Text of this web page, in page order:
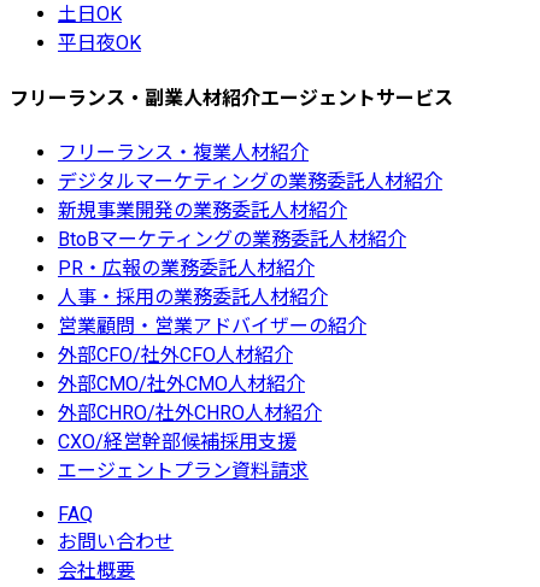
土日OK
平日夜OK
フリーランス・副業人材紹介エージェントサービス
フリーランス・複業人材紹介
デジタルマーケティングの業務委託人材紹介
新規事業開発の業務委託人材紹介
BtoBマーケティングの業務委託人材紹介
PR・広報の業務委託人材紹介
人事・採用の業務委託人材紹介
営業顧問・営業アドバイザーの紹介
外部CFO/社外CFO人材紹介
外部CMO/社外CMO人材紹介
外部CHRO/社外CHRO人材紹介
CXO/経営幹部候補採用支援
エージェントプラン資料請求
FAQ
お問い合わせ
会社概要